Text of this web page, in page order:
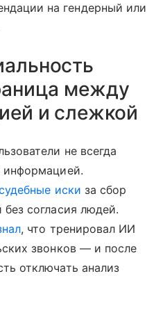
на гендерный или
между
и слежкой
не всегда
информацией.
иски за сбор
согласия людей.
, что тренировал ИИ
звонков — и после
отключать анализ